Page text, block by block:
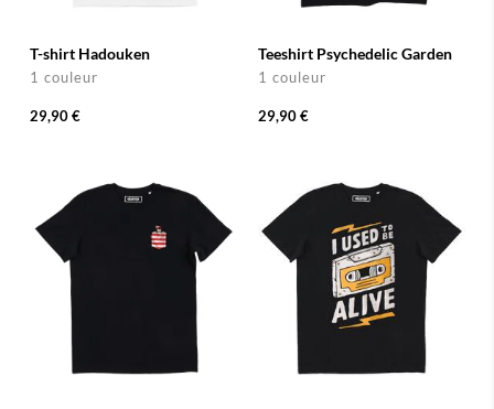
T-shirt Hadouken
1 couleur
29,90 €
Teeshirt Psychedelic Garden
1 couleur
29,90 €